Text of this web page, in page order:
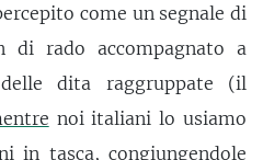
come un segnale di
di rado accompagnato a
dita raggruppate (il
noi italiani lo usiamo
in tasca, congiungendole